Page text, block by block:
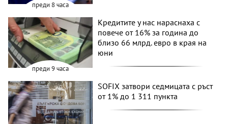
преди 8 часа
преди 9 часа
Кредитите у нас нараснаха с
повече от 16% за година до
близо 66 млрд. евро в края на
юни
SOFIX затвори седмицата с ръст
от 1% до 1 311 пункта